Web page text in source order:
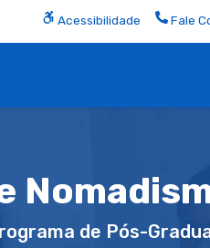
Acessibilidade Fale
de Pós-